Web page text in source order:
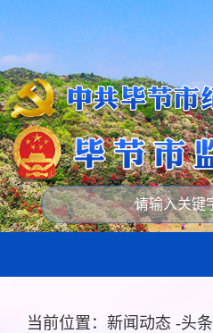
当前位置： 新闻动态 -头条